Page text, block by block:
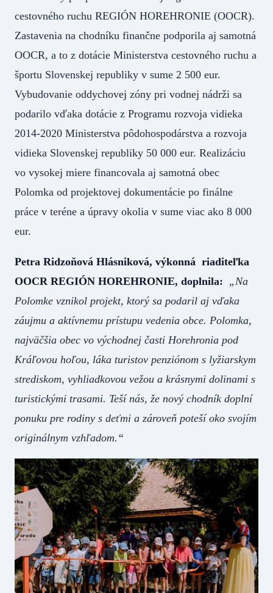
cestovného ruchu REGIÓN HOREHRONIE (OOCR).
Zastavenia na chodníku finančne podporila aj samotná
OOCR, a to z dotácie Ministerstva cestovného ruchu a
športu Slovenskej republiky v sume 2 500 eur.
Vybudovanie oddychovej zóny pri vodnej nádrži sa
podarilo vďaka dotácie z Programu rozvoja vidieka
2014-2020 Ministerstva pôdohospodárstva a rozvoja
vidieka Slovenskej republiky 50 000 eur. Realizáciu
vo vysokej miere financovala aj samotná obec
Polomka od projektovej dokumentácie po finálne
práce v teréne a úpravy okolia v sume viac ako 8 000
eur.
Petra Ridzoňová Hlásniková, výkonná riaditeľka
OOCR REGIÓN HOREHRONIE, doplnila: „Na
Polomke vznikol projekt, ktorý sa podaril aj vďaka
záujmu a aktívnemu prístupu vedenia obce. Polomka,
najväčšia obec vo východnej časti Horehronia pod
Kráľovou hoľou, láka turistov penziónom s lyžiarskym
strediskom, vyhliadkovou vežou a krásnymi dolinami s
turistickými trasami. Teší nás, že nový chodník doplní
ponuku pre rodiny s deťmi a zároveň poteší oko svojím
originálnym vzhľadom.“